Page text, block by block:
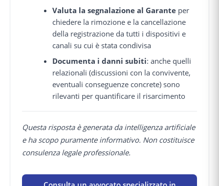
Valuta la segnalazione al Garante per
chiedere la rimozione e la cancellazione
della registrazione da tutti i dispositivi e
canali su cui è stata condivisa
Documenta i danni subiti: anche quelli
relazionali (discussioni con la convivente,
eventuali conseguenze concrete) sono
rilevanti per quantificare il risarcimento
Questa risposta è generata da intelligenza artificiale
e ha scopo puramente informativo. Non costituisce
consulenza legale professionale.